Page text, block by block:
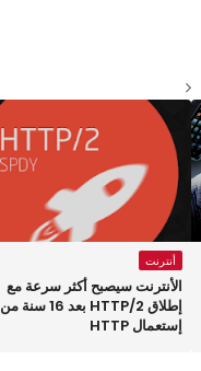
أنترنت
الأنترنت سيصبح أكثر سرعة مع
إطلاق HTTP/2 بعد 16 سنة من
إستعمال HTTP